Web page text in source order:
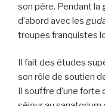
son père. Pendant la
d’abord avec les
troupes franquistes
Il fait des études
son rôle de soutien
Il souffre d’une